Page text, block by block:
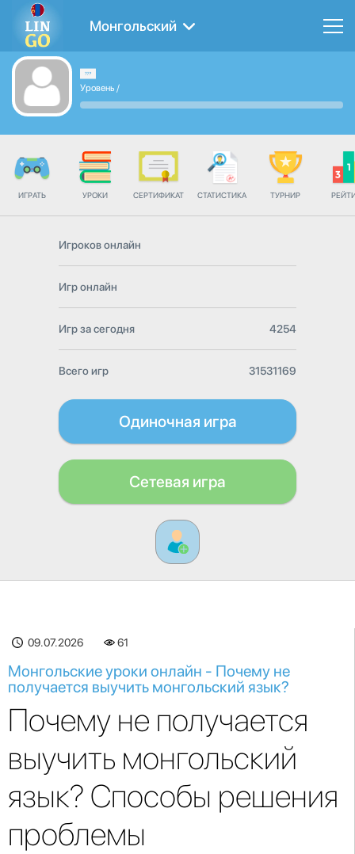
Монгольский
Уровень /
ИГРАТЬ УРОКИ СЕРТИФИКАТ СТАТИСТИКА ТУРНИР
Игроков онлайн
Игр онлайн
Игр за сегодня 4254
Всего игр 31531169
Одиночная игра
Сетевая игра
09.07.2026 61
Монгольские уроки онлайн - Почему не
получается выучить монгольский язык?
Почему не получается
выучить монгольский
язык? Способы решения
проблемы